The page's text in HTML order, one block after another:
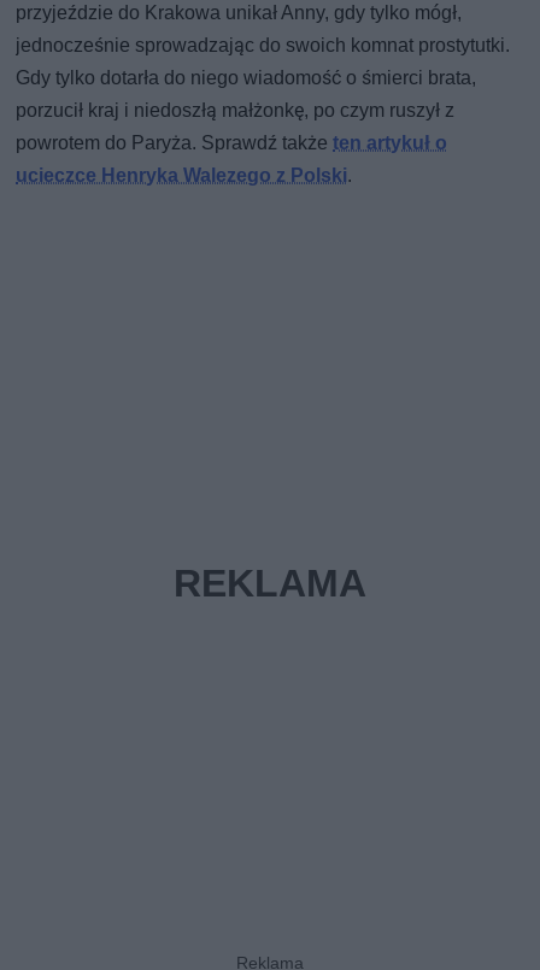
przyjeździe do Krakowa unikał Anny, gdy tylko mógł,
jednocześnie sprowadzając do swoich komnat prostytutki.
Gdy tylko dotarła do niego wiadomość o śmierci brata,
porzucił kraj i niedoszłą małżonkę, po czym ruszył z
powrotem do Paryża. Sprawdź takżeten artykuł o
ucieczce Henryka Walezego z Polski.